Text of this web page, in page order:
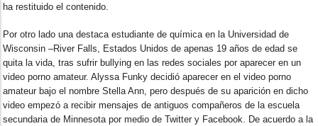
ha restituido el contenido.
Por otro lado una destaca estudiante de química en la Universidad de
Wisconsin –River Falls, Estados Unidos de apenas 19 años de edad se
quita la vida, tras sufrir bullying en las redes sociales por aparecer en un
video porno amateur. Alyssa Funky decidió aparecer en el video porno
amateur bajo el nombre Stella Ann, pero después de su aparición en dicho
video empezó a recibir mensajes de antiguos compañeros de la escuela
secundaria de Minnesota por medio de Twitter y Facebook. De acuerdo a la